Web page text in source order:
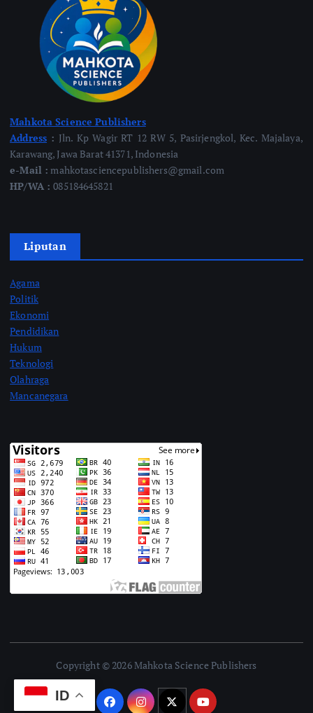
Mahkota Science Publishers
Address : Jln. Kp Wagir RT 12 RW 5, Pasirjengkol, Kec. Majalaya,
Karawang, Jawa Barat 41371, Indonesia
e-Mail : mahkotasciencepublishers@gmail.com
HP/WA :085184645821
Liputan
Agama
Politik
Ekonomi
Pendidikan
Hukum
Teknologi
Olahraga
Mancanegara
Copyright © 2026 Mahkota Science Publishers
ID